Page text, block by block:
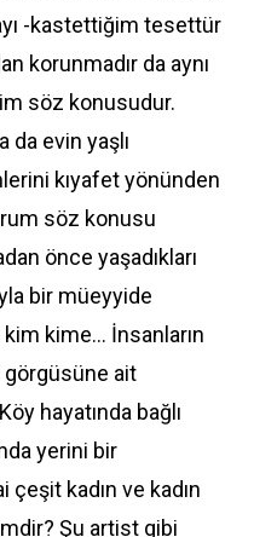
-kastettiğim tesettür
korunmadır da aynı
söz konusudur.
da evin yaşlı
kıyafet yönünden
söz konusu
önce yaşadıkları
bir müeyyide
kime... İnsanların
görgüsüne ait
hayatında bağlı
yerini bir
çeşit kadın ve kadın
Şu artist gibi